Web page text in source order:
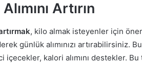
Artırın
, kilo almak isteyenler için
günlük alımınızı artırabilirsiniz.
kalori alımını destekler. Bu